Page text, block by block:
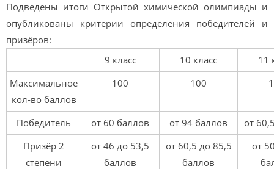
Подведены итоги Открытой химической олимпиады и
опубликованы критерии определения победителей и
призёров:
9 класс
10 класс
11
Максимальное
кол-во баллов
100 100
Победитель от 60 баллов от 94 баллов
от
Призёр 2
степени
от 46 до 53,5
баллов
от 60,5 до 85,5
баллов
от